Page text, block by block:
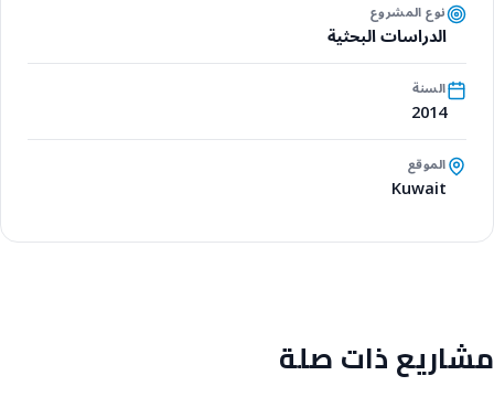
نوع المشروع
الدراسات البحثية
السنة
2014
الموقع
Kuwait
مشاريع ذات صلة